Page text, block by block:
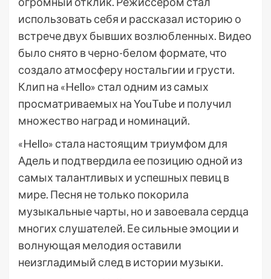
использовать себя и рассказал историю о
встрече двух бывших возлюбленных. Видео
было снято в черно-белом формате, что
создало атмосферу ностальгии и грусти.
Клип на «Hello» стал одним из самых
просматриваемых на YouTube и получил
множество наград и номинаций.
«Hello» стала настоящим триумфом для
Адель и подтвердила ее позицию одной из
самых талантливых и успешных певиц в
мире. Песня не только покорила
музыкальные чарты, но и завоевала сердца
многих слушателей. Ее сильные эмоции и
волнующая мелодия оставили
неизгладимый след в истории музыки.